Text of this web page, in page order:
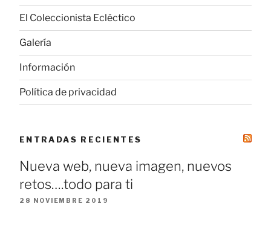
El Coleccionista Ecléctico
Galería
Información
Política de privacidad
ENTRADAS RECIENTES
Nueva web, nueva imagen, nuevos
retos….todo para ti
28 NOVIEMBRE 2019